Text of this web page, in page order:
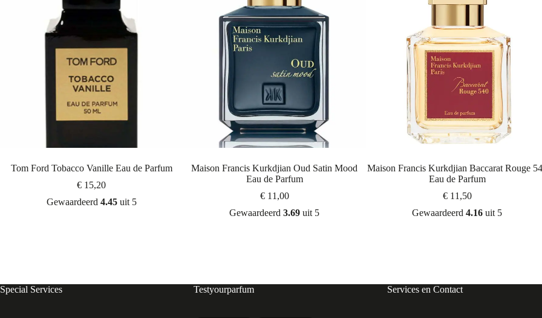
Tom Ford Tobacco Vanille Eau de Parfum
€ 15,20
Gewaardeerd 4.45uit 5
Maison Francis Kurkdjian Oud Satin Mood
Eau de Parfum
€11,00
Gewaardeerd3.69 uit 5
Maison Francis Kurkdjian Baccarat Rouge
Eau de Parfum
€11,50
Gewaardeerd4.16 uit 5
Special Services Testyourparfum Services en Contact